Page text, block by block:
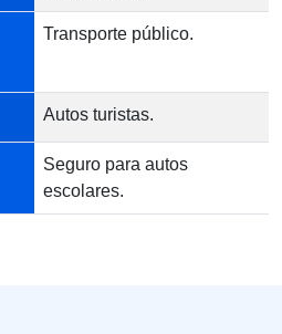
Transporte público.
Autos turistas.
Seguro para autos
escolares.